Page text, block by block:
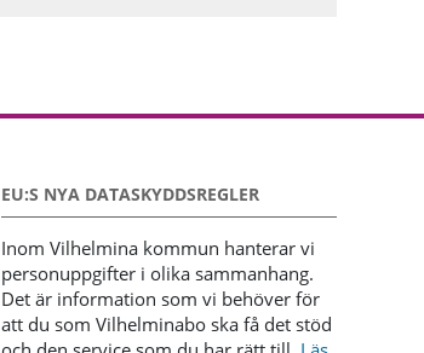
EU:S NYA DATASKYDDSREGLER
Inom Vilhelmina kommun hanterar vi
personuppgifter i olika sammanhang.
Det är information som vi behöver för
att du som Vilhelminabo ska få det stöd